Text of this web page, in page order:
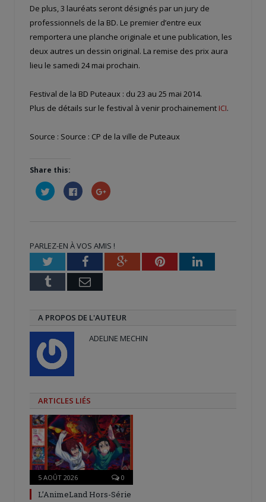
De plus, 3 lauréats seront désignés par un jury de
professionnels de la BD. Le premier d’entre eux
remportera une planche originale et une publication, les
deux autres un dessin original. La remise des prix aura
lieu le samedi 24 mai prochain.
Festival de la BD Puteaux : du 23 au 25 mai 2014.
Plus de détails sur le festival à venir prochainement ICI.
Source : Source : CP de la ville de Puteaux
Share this:
Cliquez
pour
partager
fenêtre)
Cliquez
pour
partager
fenêtre)
Cliquez
pour
nouvelle
fenêtre)
PARLEZ-EN À VOS AMIS !
TwitterFacebookGoogle+PinterestLinkedIn
Tumblr Email
A PROPOS DE L'AUTEUR
ADELINE MECHIN
ARTICLES LIÉS
5 AOÛT 2026 0
L’AnimeLand Hors-Série